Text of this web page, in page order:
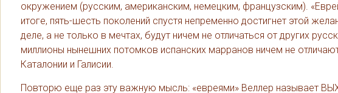
окружением (русским, американским, немецким, французским).
итоге, пять-шесть поколений спустя непременно достигнет этой
деле, а не только в мечтах, будут ничем не отличаться от других
миллионы нынешних потомков испанских марранов ничем не
Каталонии и Галисии.
Повторю еще раз эту важную мысль: «евреями» Веллер называет